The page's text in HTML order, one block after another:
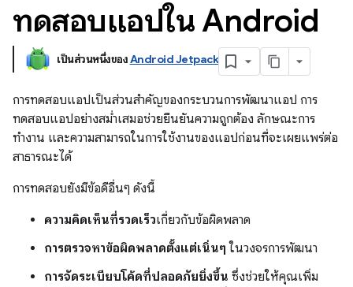
ทดสอบแอปใน Android
เป็นส่วนหนึ่งของAndroid Jetpack
การทดสอบแอปเป็นส่วนสำคัญของกระบวนการพัฒนาแอป การ
ทดสอบแอปอย่างสม่ำเสมอช่วยยืนยันความถูกต้อง ลักษณะการ
ทำงาน และความสามารถในการใช้งานของแอปก่อนที่จะเผยแพร่ต่อ
สาธารณะได้
การทดสอบยังมีข้อดีอื่นๆ ดังนี้
ความคิดเห็นที่รวดเร็วเกี่ยวกับข้อผิดพลาด
การตรวจหาข้อผิดพลาดตั้งแต่เนิ่นๆ ในวงจรการพัฒนา
การจัดระเบียบโค้ดที่ปลอดภัยยิ่งขึ้น ซึ่งช่วยให้คุณเพิ่ม